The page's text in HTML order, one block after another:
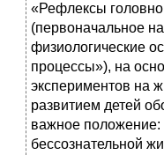
«Рефлексы
(первоначальное
физиологические
процессы»), на
экспериментов на
развитием детей
важное положение:
бессознательной